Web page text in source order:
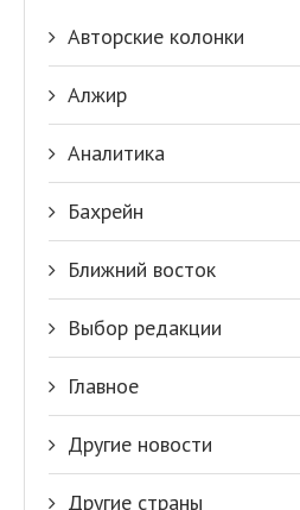
Авторские колонки
Алжир
Аналитика
Бахрейн
Ближний восток
Выбор редакции
Главное
Другие новости
Другие страны